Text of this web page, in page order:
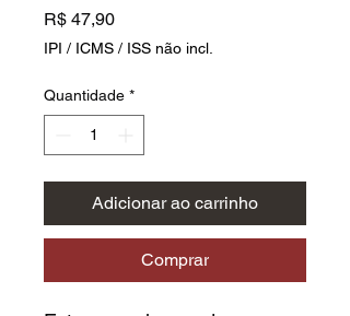
R$ 47,90Preço
IPI / ICMS / ISS não incl.
Quantidade *
Adicionar ao carrinho
Comprar